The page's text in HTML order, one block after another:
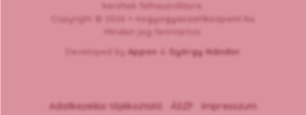
kerültek felhasználásra.
Copyright © 2026 •
nogyogyaszatikozpont.hu
Minden jog fenntartva.
Developed by Appon György Nándor
Adatkezelési tájékoztató ÁSZF Impresszum